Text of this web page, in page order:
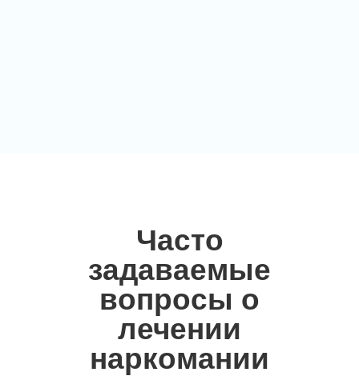
Часто
задаваемые
вопросы о
лечении
наркомании